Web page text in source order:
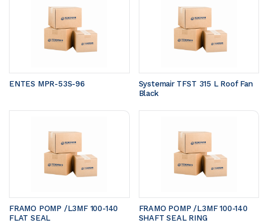
ENTES MPR-53S-96
Systemair TFST 315 L Roof Fan
Black
FRAMO POMP /L3MF 100-140
FLAT SEAL
FRAMO POMP /L3MF 100-140
SHAFT SEAL RING